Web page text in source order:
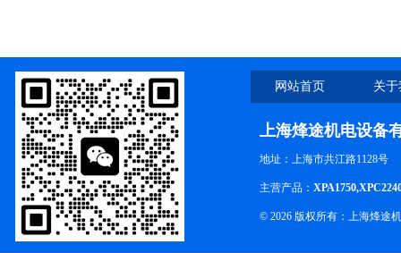
网站首页 关
上海烽途机电设备
地址：上海市共江路1128号
主营产品：
© 2026 版权所有：上海烽途